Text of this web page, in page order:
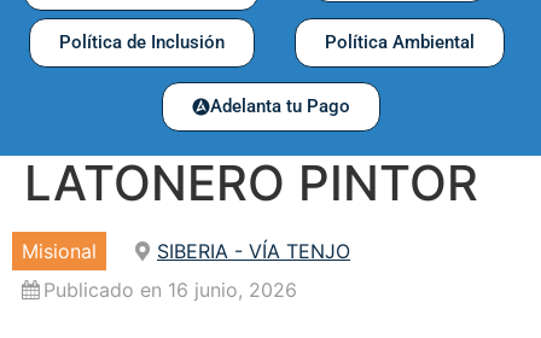
Política de Inclusión Política Ambiental
Adelanta tu Pago
LATONERO PINTOR
Misional
SIBERIA - VÍA TENJO
Publicado en 16 junio, 2026